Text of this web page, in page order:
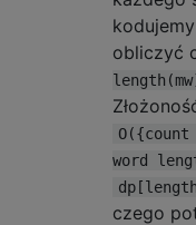
kodujemy
obliczyć
word
czego